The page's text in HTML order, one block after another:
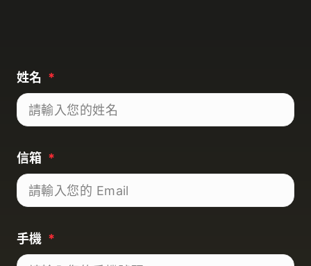
姓名 *
信箱 *
手機 *